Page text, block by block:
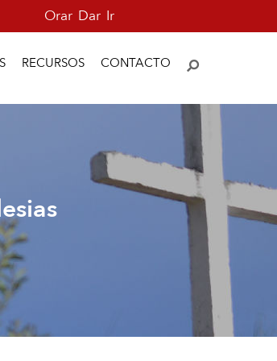
Orar Dar Ir
RECURSOS CONTACTO